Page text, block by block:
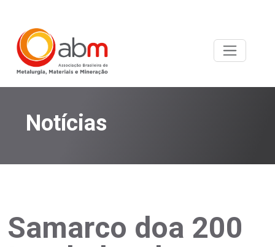
Notícias
Samarco doa 200